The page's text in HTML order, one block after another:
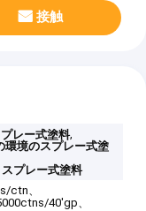
接触
レー式塗料,
環境のスプレー式塗
プレー式塗料
ctn、
40'gp、